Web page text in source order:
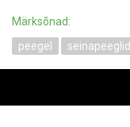
Märksõnad:
peegel
seinapeeglid